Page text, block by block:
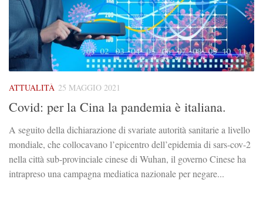
ATTUALITÀ 25 MAGGIO 2021
Covid: per la Cina la pandemia è italiana.
A seguito della dichiarazione di svariate autorità sanitarie a livello
mondiale, che collocavano l’epicentro dell’epidemia di sars-cov-2
nella città sub-provinciale cinese di Wuhan, il governo Cinese ha
intrapreso una campagna mediatica nazionale per negare...